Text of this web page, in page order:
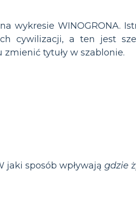
wykresie WINOGRONA.
cywilizacji, a ten jest
tytuły w szablonie.
jaki sposób wpływają gdzie